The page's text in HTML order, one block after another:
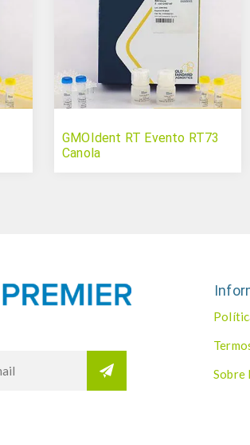
GMOIdent RT Evento RT73
Canola
Sobre